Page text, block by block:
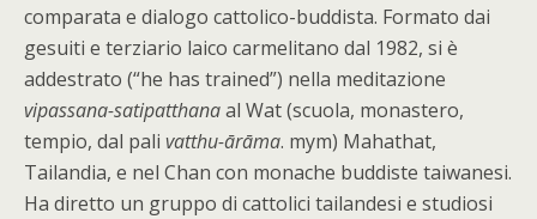
comparata e dialogo cattolico-buddista. Formato dai
gesuiti e terziario laico carmelitano dal 1982, si è
addestrato (“he has trained”) nella meditazione
vipassana-satipatthanaal Wat (scuola, monastero,
tempio, dal pali vatthu-ārāma. mym) Mahathat,
Tailandia, e nel Chan con monache buddiste taiwanesi.
Ha diretto un gruppo di cattolici tailandesi e studiosi